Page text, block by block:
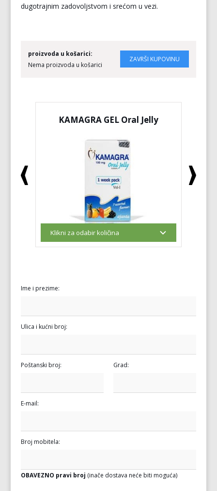
dugotrajnim zadovoljstvom i srećom u vezi.
proizvoda u košarici:
Nema proizvoda u košarici
KAMAGRA GEL Oral Jelly
Ime i prezime:
Ulica i kućni broj:
Poštanski broj: Grad:
E-mail:
Broj mobitela:
OBAVEZNO pravi broj (inače dostava neće biti moguća)